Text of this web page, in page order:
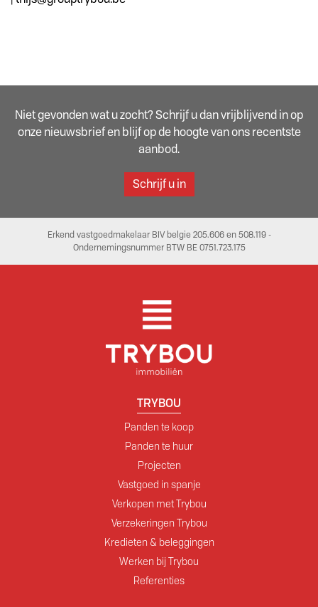
Niet gevonden wat u zocht? Schrijf u dan vrijblijvend in op
onze nieuwsbrief en blijf op de hoogte van ons recentste
aanbod.
Schrijf u in
Erkend vastgoedmakelaar BIV belgie 205.606 en 508.119 -
Ondernemingsnummer BTW BE 0751.723.175
TRYBOU
Panden te koop
Panden te huur
Projecten
Vastgoed in spanje
Verkopen met Trybou
Verzekeringen Trybou
Kredieten & beleggingen
Werken bij Trybou
Referenties